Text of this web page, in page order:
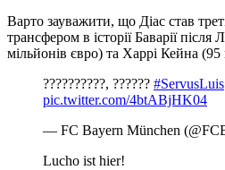
Варто зауважити, що Діас став
трансфером в історії Баварії
мільйонів євро) та Харрі Кейна
??????????, ?????? #ServusLuis
pic.twitter.com/4btABjHK04
— FC Bayern München
Lucho ist hier! ️